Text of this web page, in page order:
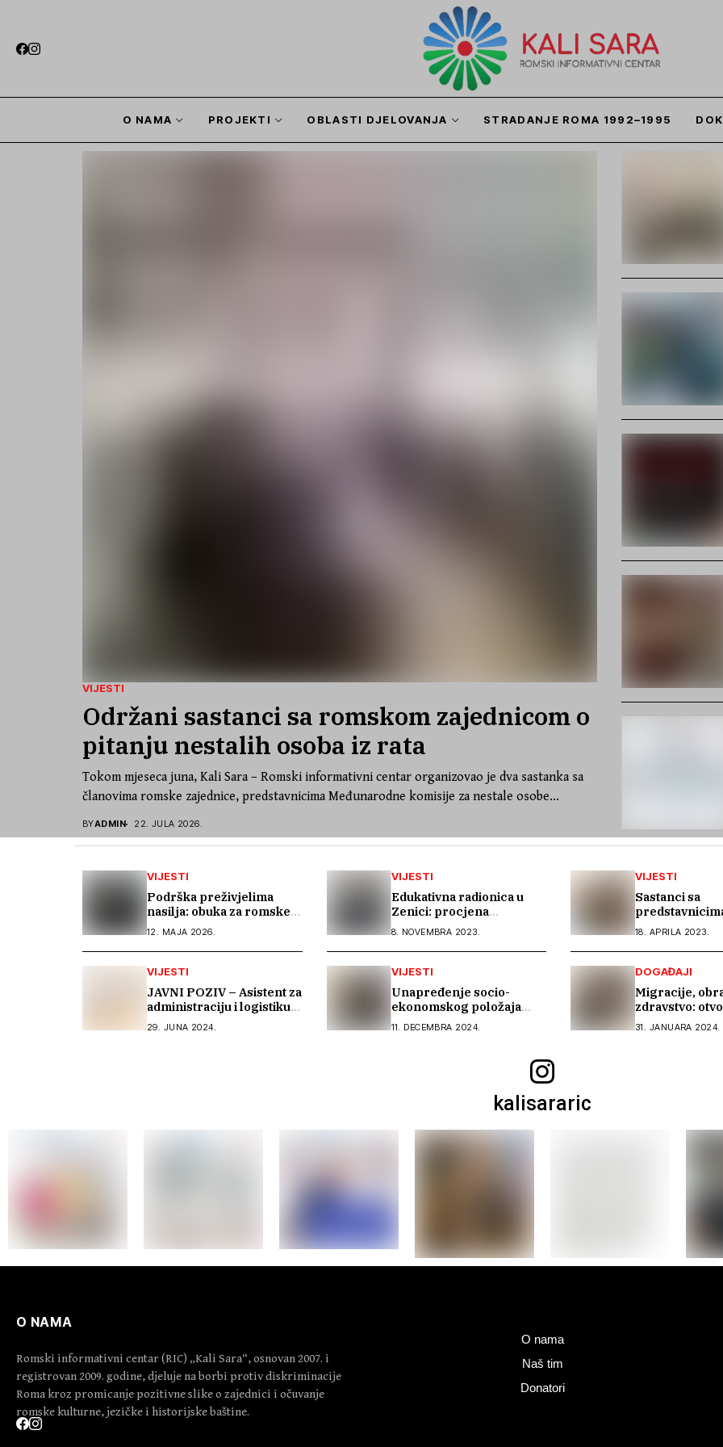
O NAMA PROJEKTI OBLASTI DJELOVANJA STRADANJE ROMA 1992–1995
VIJESTI
Održani sastanci sa romskom zajednicom o
pitanju nestalih osoba iz rata
Tokom mjeseca juna, Kali Sara – Romski informativni centar organizovao je dva sastanka sa
članovima romske zajednice, predstavnicima Međunarodne komisije za nestale osobe...
BYADMIN 22. JULA 2026.
VIJESTI
Podrška preživjelima
nasilja: obuka za romske
aktivistice iz Bosne i
Hercegovine
12. MAJA 2026.
VIJESTI
Edukativna radionica u
Zenici: procjena
ranjivosti i prepoznavanje
žrtava trgovine ljudima
mora početi u školama
8. NOVEMBRA 2023.
VIJESTI
Sastanci sa
institucija u
Živinicama i
18. APRILA 2023.
VIJESTI
JAVNI POZIV – Asistent za
administraciju i logistiku
(1 izvršilac)
29. JUNA 2024.
VIJESTI
Unapređenje socio-
ekonomskog položaja
Roma i prevencija
trgovine ljudima
11. DECEMBRA 2024.
DOGAĐAJI
Migracije,
zdravstvo:
razgovor u
31. JANUARA 2024.
kalisararic
O NAMA
Romski informativni centar (RIC) „Kali Sara“, osnovan 2007. i
registrovan 2009. godine, djeluje na borbi protiv diskriminacije
Roma kroz promicanje pozitivne slike o zajednici i očuvanje
romske kulturne, jezičke i historijske baštine.
O nama
Naš tim
Donatori